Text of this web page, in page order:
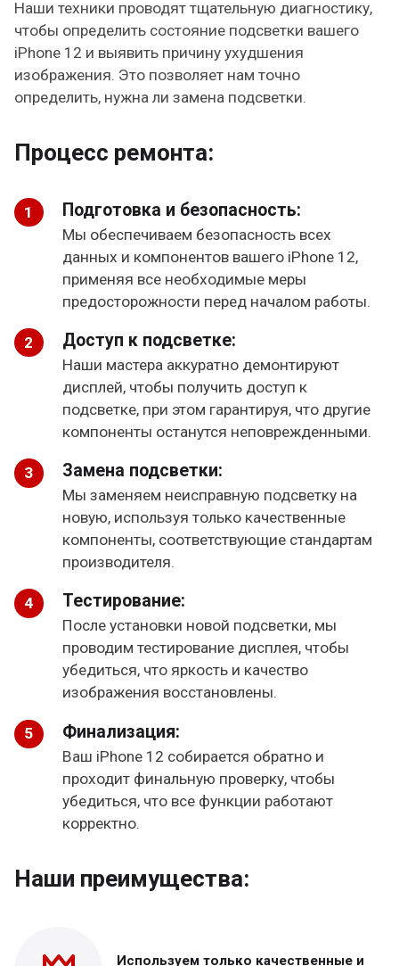
Наши техники проводят тщательную диагностику,
чтобы определить состояние подсветки вашего
iPhone 12 и выявить причину ухудшения
изображения. Это позволяет нам точно
определить, нужна ли замена подсветки.
Процесс ремонта:
Подготовка и безопасность:
Мы обеспечиваем безопасность всех
данных и компонентов вашего iPhone 12,
применяя все необходимые меры
предосторожности перед началом работы.
Доступ к подсветке:
Наши мастера аккуратно демонтируют
дисплей, чтобы получить доступ к
подсветке, при этом гарантируя, что другие
компоненты останутся неповрежденными.
Замена подсветки:
Мы заменяем неисправную подсветку на
новую, используя только качественные
компоненты, соответствующие стандартам
производителя.
Тестирование:
После установки новой подсветки, мы
проводим тестирование дисплея, чтобы
убедиться, что яркость и качество
изображения восстановлены.
Финализация:
Ваш iPhone 12 собирается обратно и
проходит финальную проверку, чтобы
убедиться, что все функции работают
корректно.
Наши преимущества:
Используем только качественные и